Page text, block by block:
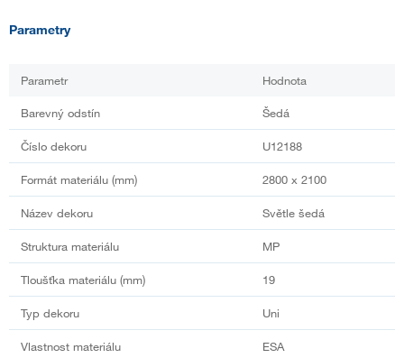
Parametry
Parametr Hodnota
Barevný odstín Šedá
Číslo dekoru U12188
Formát materiálu (mm) 2800 x 2100
Název dekoru Světle šedá
Struktura materiálu MP
Tloušťka materiálu (mm) 19
Typ dekoru Uni
Vlastnost materiálu ESA